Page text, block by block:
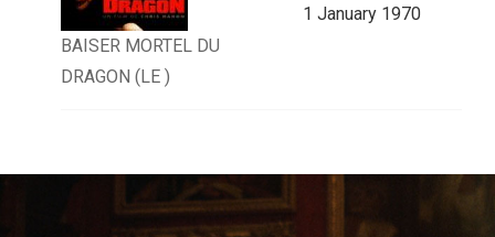
BAISER MORTEL DU
DRAGON (LE )
1 January 1970